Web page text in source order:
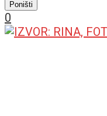
Poništi
0